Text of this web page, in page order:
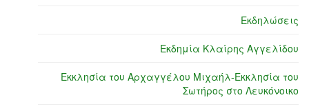
Εκδηλώσεις
Εκδημία Κλαίρης Αγγελίδου
Εκκλησία του Αρχαγγέλου Μιχαήλ-Εκκλησία του
Σωτήρος στο Λευκόνοικο